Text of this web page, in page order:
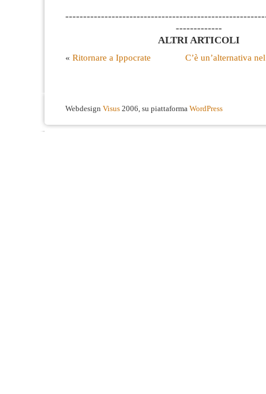
-------------
ALTRI ARTICOLI
« Ritornare a Ippocrate C’è un’alternativa
Webdesign Visus 2006, su piattaforma WordPress